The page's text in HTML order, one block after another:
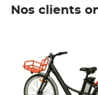
Nos clients